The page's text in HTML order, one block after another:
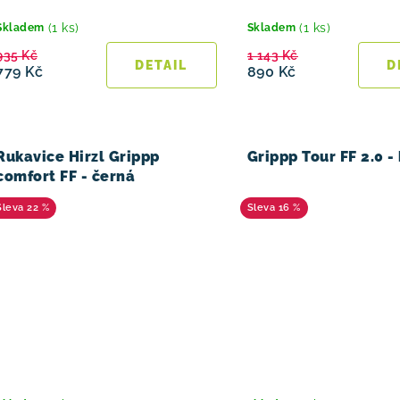
(1 ks)
Kč
Kč
Skladem (1 ks)
890 Kč
1 143 Kč
Hirzl Grippp
comfort FF - černá
22 %
Grippp Tour FF 2.0
16 %